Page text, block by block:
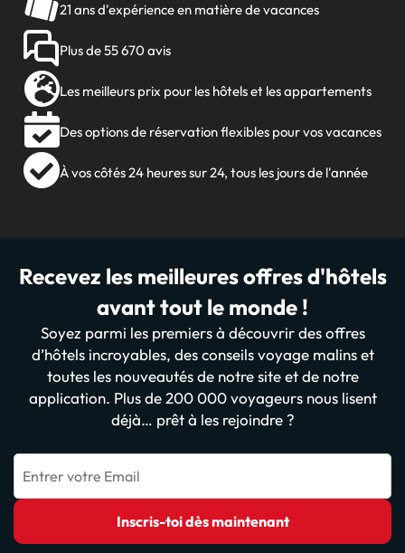
21 ans d'expérience en matière de vacances
Plus de 55 670 avis
Les meilleurs prix pour les hôtels et les appartements
Des options de réservation flexibles pour vos vacances
À vos côtés 24 heures sur 24, tous les jours de l'année
Recevez les meilleures offres d'hôtels
avant tout le monde !
Soyez parmi les premiers à découvrir des offres
d’hôtels incroyables, des conseils voyage malins et
toutes les nouveautés de notre site et de notre
application. Plus de 200 000 voyageurs nous lisent
déjà… prêt à les rejoindre ?
Entrer votre Email
Inscris-toi dès maintenant